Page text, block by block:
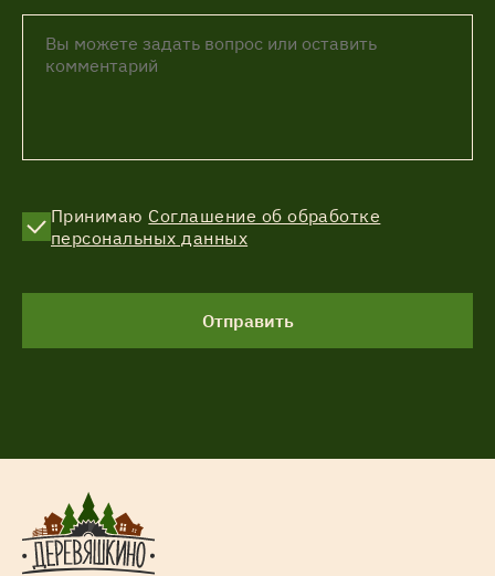
Принимаю Соглашение об обработке
персональных данных
Отправить